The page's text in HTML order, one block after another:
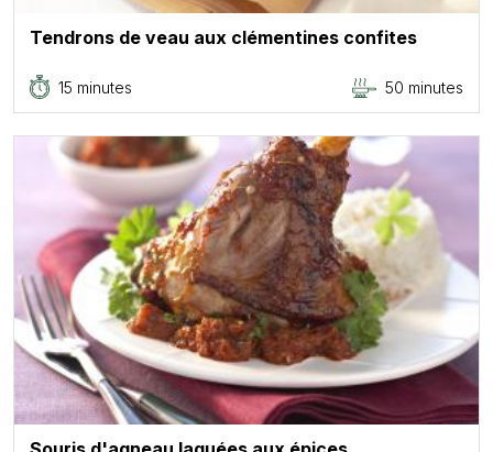
Tendrons de veau aux clémentines confites
15 minutes 50 minutes